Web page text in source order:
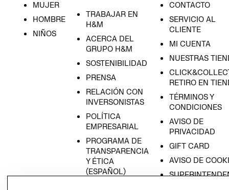
MUJER
HOMBRE
NIÑOS
TRABAJAR EN
H&M
ACERCA DEL
GRUPO H&M
SOSTENIBILIDAD
PRENSA
RELACIÓN CON
INVERSONISTAS
POLÍTICA
EMPRESARIAL
PROGRAMA DE
TRANSPARENCIA
Y ÉTICA
(ESPAÑOL)
CONTACTO
SERVICIO AL
CLIENTE
MI CUENTA
NUESTRAS
RETIRO EN
TÉRMINOS Y
CONDICIONES
AVISO DE
PRIVACIDAD
GIFT CARD
AVISO DE